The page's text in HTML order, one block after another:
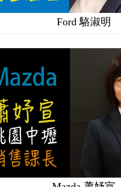
Ford 駱淑明